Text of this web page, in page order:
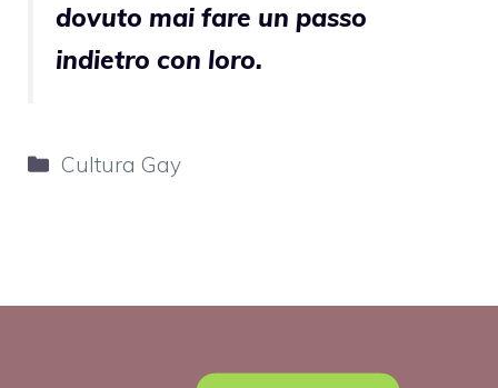
dovuto mai fare un passo
indietro con loro.
Categorie
Cultura Gay